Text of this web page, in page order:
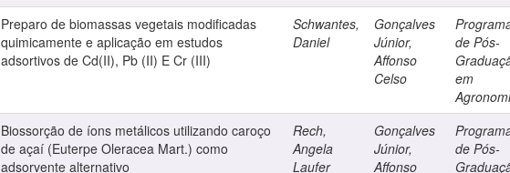
Preparo de biomassas vegetais modificadas
quimicamente e aplicação em estudos
adsortivos de Cd(II), Pb (II) E Cr (III)
Schwantes,
Daniel
Gonçalves
Júnior,
Affonso
Celso
de Pós-
em
Biossorção de íons metálicos utilizando caroço
de açaí (Euterpe Oleracea Mart.) como
adsorvente alternativo
Rech,
Angela
Laufer
Gonçalves
Júnior,
Affonso
de Pós-